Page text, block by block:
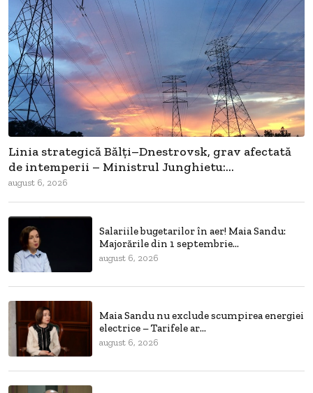
Linia strategică Bălți–Dnestrovsk, grav afectată
de intemperii – Ministrul Junghietu:...
august 6, 2026
Salariile bugetarilor în aer! Maia Sandu:
Majorările din 1 septembrie...
august 6, 2026
Maia Sandu nu exclude scumpirea energiei
electrice – Tarifele ar...
august 6, 2026